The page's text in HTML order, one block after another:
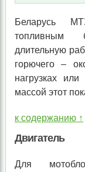
Беларусь
топливным
длительную
горючего –
нагрузках
массой этот
к содержанию ↑
Двигатель
Для